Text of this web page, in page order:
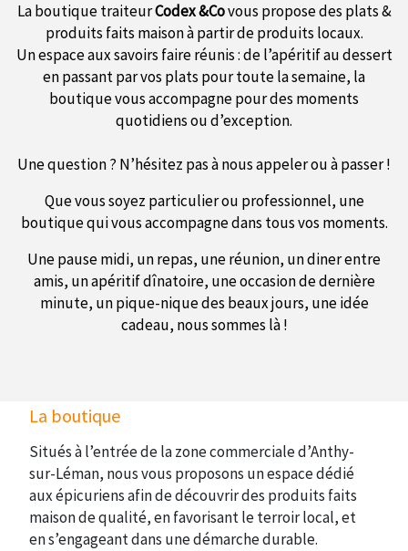
La boutique traiteurCodex &Covous propose des plats &
produits faits maison à partir de produits locaux.
Un espace aux savoirs faire réunis : de l’apéritif au dessert
en passant par vos plats pour toute la semaine, la
boutique vous accompagne pour des moments
quotidiens ou d’exception.
Une question ? N’hésitez pas à nous appeler ou à passer !
Que vous soyez particulier ou professionnel, une
boutique qui vous accompagne dans tous vos moments.
Une pause midi, un repas, une réunion, un diner entre
amis, un apéritif dînatoire, une occasion de dernière
minute, un pique-nique des beaux jours, une idée
cadeau, nous sommes là !
La boutique
Situés à l’entrée de la zone commerciale d’Anthy-
sur-Léman, nous vous proposons un espace dédié
aux épicuriens afin de découvrir des produits faits
maison de qualité, en favorisant le terroir local, et
en s’engageant dans une démarche durable.